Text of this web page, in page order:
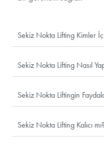
Sekiz Nokta Lifting Kimler
Sekiz Nokta Lifting Nasıl
Sekiz Nokta Liftingin
Sekiz Nokta Lifting Kalıcı mı?